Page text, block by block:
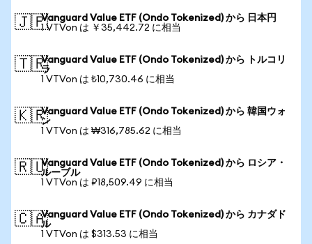
🇯🇵Vanguard Value ETF (Ondo Tokenized) から 日本円
1 VTVon は ￥35,442.72 に相当
🇹🇷Vanguard Value ETF (Ondo Tokenized) から トルコリ
ラ
1 VTVon は ₺10,730.46 に相当
🇰🇷Vanguard Value ETF (Ondo Tokenized) から 韓国ウォ
ン
1 VTVon は ₩316,785.62 に相当
🇷🇺Vanguard Value ETF (Ondo Tokenized) から ロシア・
ルーブル
1 VTVon は ₽18,509.49 に相当
🇨🇦Vanguard Value ETF (Ondo Tokenized) から カナダド
ル
1 VTVon は $313.53 に相当